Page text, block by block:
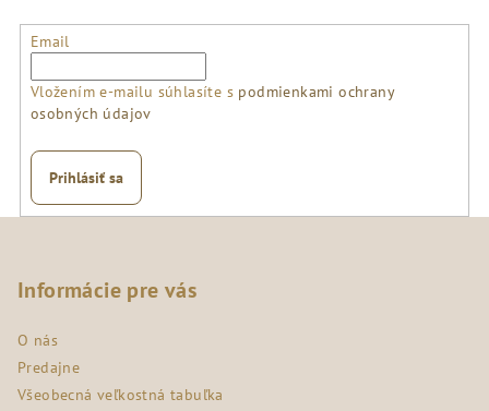
Email
Vložením e-mailu súhlasíte s podmienkami ochrany
osobných údajov
Prihlásiť sa
Informácie pre vás
O nás
Predajne
Všeobecná veľkostná tabuľka